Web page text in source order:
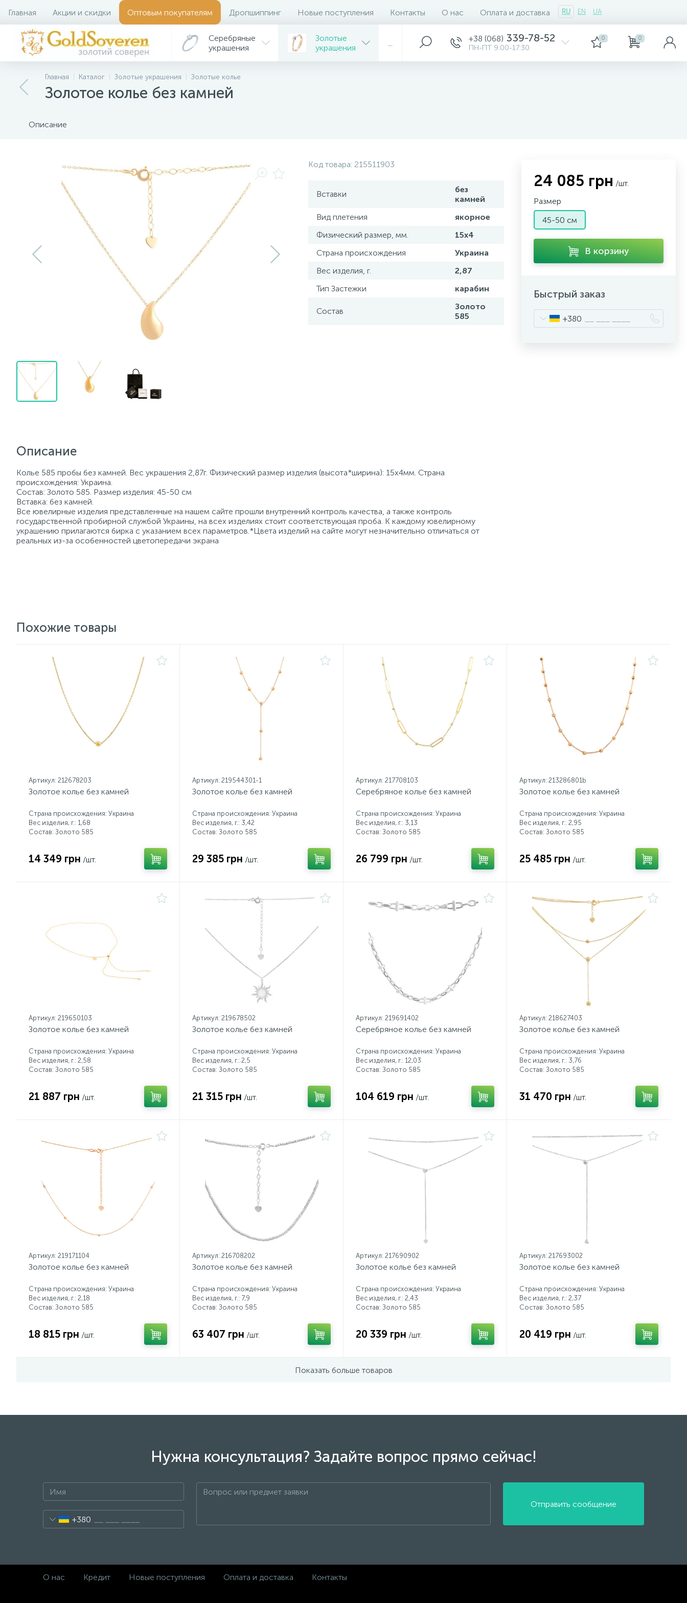
Главная Акции и скидки Оптовым покупателям Дропшиппинг Новые поступления Контакты О нас Оплата и доставка RU EN UA
Серебряные
украшения
Золотые
украшения
+38 (068) 339-78-52
ПН-ПТ 9:00-17:30
0 0
Главная Каталог Золотые украшения Золотые колье
Золотое колье без камней
Описание
Код товара: 215511903
Вставки
без
камней
Вид плетения
якорное
Физический размер, мм.
15x4
Страна происхождения
Украина
Вес изделия, г.
2,87
Тип Застежки
карабин
Состав
Золото
585
Описание
Колье 585 пробы без камней. Вес украшения 2,87г. Физический размер изделия (высота*ширина): 15x4мм. Страна
происхождения: Украина.
Состав: Золото 585. Размер изделия: 45-50 см
Вставка: без камней.
Все ювелирные изделия представленные на нашем сайте прошли внутренний контроль качества, а также контроль
государственной пробирной службой Украины, на всех изделиях стоит соответствующая проба. К каждому ювелирному
украшению прилагаются бирка с указанием всех параметров.*Цвета изделий на сайте могут незначительно отличаться от
реальных из-за особенностей цветопередачи экрана
24 085 грн /шт.
Размер
45-50 см
В корзину
Быстрый заказ
+380
Похожие товары
Артикул: 212678203
Золотое колье без камней
Страна происхождения: Украина
Вес изделия, г.: 1,68
Состав: Золото 585
14 349 грн /шт.
Артикул: 219544301-1
Золотое колье без камней
Страна происхождения: Украина
Вес изделия, г.: 3,42
Состав: Золото 585
29 385 грн /шт.
Артикул: 217708103
Серебряное колье без камней
Страна происхождения: Украина
Вес изделия, г.: 3,13
Состав: Золото 585
26 799 грн /шт.
Артикул: 213286801b
Золотое колье без камней
Страна происхождения: Украина
Вес изделия, г.: 2,95
Состав: Золото 585
25 485 грн /шт.
Артикул: 219650103
Золотое колье без камней
Страна происхождения: Украина
Вес изделия, г.: 2,58
Состав: Золото 585
21 887 грн /шт.
Артикул: 219678502
Золотое колье без камней
Страна происхождения: Украина
Вес изделия, г.: 2,5
Состав: Золото 585
21 315 грн /шт.
Артикул: 219691402
Серебряное колье без камней
Страна происхождения: Украина
Вес изделия, г.: 12,03
Состав: Золото 585
104 619 грн /шт.
Артикул: 218627403
Золотое колье без камней
Страна происхождения: Украина
Вес изделия, г.: 3,76
Состав: Золото 585
31 470 грн /шт.
Артикул: 219171104
Золотое колье без камней
Страна происхождения: Украина
Вес изделия, г.: 2,18
Состав: Золото 585
18 815 грн /шт.
Артикул: 216708202
Золотое колье без камней
Страна происхождения: Украина
Вес изделия, г.: 7,9
Состав: Золото 585
63 407 грн /шт.
Артикул: 217690902
Золотое колье без камней
Страна происхождения: Украина
Вес изделия, г.: 2,43
Состав: Золото 585
20 339 грн /шт.
Артикул: 217693002
Золотое колье без камней
Страна происхождения: Украина
Вес изделия, г.: 2,37
Состав: Золото 585
20 419 грн /шт.
Показать больше товаров
Нужна консультация? Задайте вопрос прямо сейчас!
+380
Отправить сообщение
О нас Кредит Новые поступления Оплата и доставка Контакты